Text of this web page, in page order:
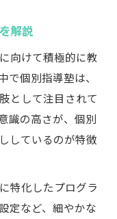
導の選び方
べき落とし穴
導の条件
個別指導
指導の強み
る効果を分析
導に与える影
解説
向けて積極的に教
個別指導塾は、
として注目されて
識の高さが、個別
しているのが特徴
特化したプログラ
定など、細やかな